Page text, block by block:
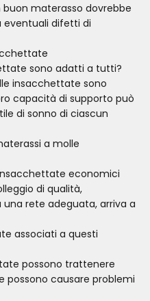
buon materasso dovrebbe
eventuali difetti di
sono adatti a tutti?
insacchettate sono
capacità di supporto può
di sonno di ciascun
a molle
economici
di qualità,
rete adeguata, arriva a
associati a questi
possono trattenere
possono causare problemi